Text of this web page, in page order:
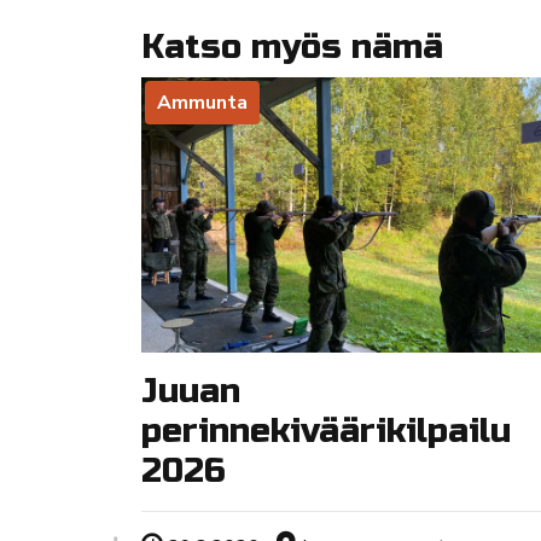
Katso myös nämä
Ammunta
Juuan
perinnekiväärikilpailu
2026